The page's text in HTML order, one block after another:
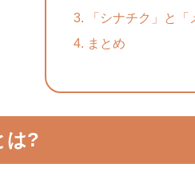
「シナチク」と
まとめ
は?